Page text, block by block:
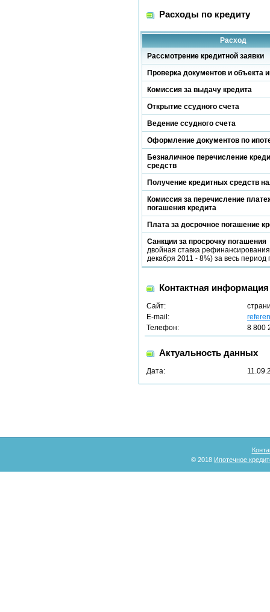
Расходы по кредиту
Расход
Рассмотрение кредитной заявки
Проверка документов и объекта
Комиссия за выдачу кредита
Открытие ссудного счета
Ведение ссудного счета
Оформление документов по
Безналичное перечисление
средств
Получение кредитных средств
Комиссия за перечисление
погашения кредита
Плата за досрочное погашение
Санкции за просрочку погашения
двойная ставка
декабря 2011 - 8%) за весь период
Контактная информация
Сайт:
E-mail:
Телефон:
8 800
Актуальность данных
Дата:
© 2018 Ипотечное